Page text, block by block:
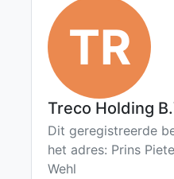
TR
Treco Holding
Dit geregistreerde
het adres: Prins
Wehl